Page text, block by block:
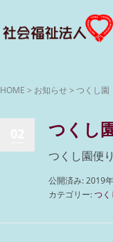
HOME > お知らせ> つくし園
つくし
つくし園便り
公開済み: 2019
カテゴリー:つく